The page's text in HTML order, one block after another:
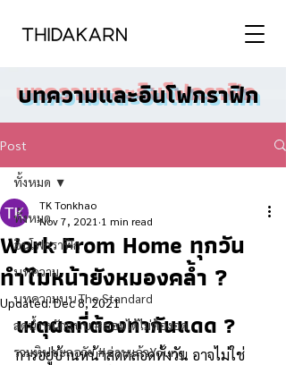
บทความและอินโฟกราฟิก
Post
ทั้งหมด
อินโฟกราฟิก
บทความ
บทความบน The Standard
ลดน้ำหนักแบบ #ผอมได้ไม่ต้องอด
รวมทิปชะลอวัย #อ่านแล้วYoung
ทั้งหมด
Work From Home ทุกวัน
ทำไมหน้ายังหมองคล้ำ ?
TK Tonkhao
Nov 7, 2021 1 min read
Updated:Dec 8, 2021
เหตุผลที่ต้องทากันแดด ?
การอยู่บ้านหน้าสดตลอดทั้งวัน อาจไม่ใช่